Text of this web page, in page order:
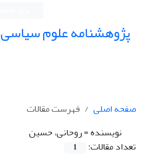
پژوهشنامه علوم سیاسی
صفحه اصلی
فهرست مقالات
نویسنده =روحانی، حسین
تعداد مقالات:
1